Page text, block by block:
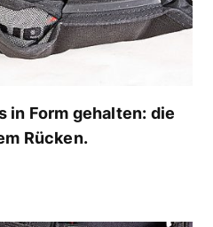
in Form gehalten: die
Rücken.